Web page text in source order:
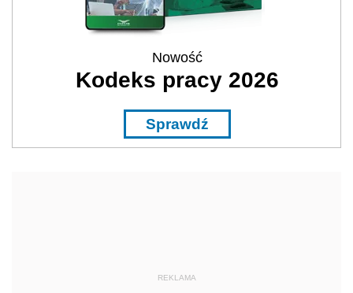
Nowość
Kodeks pracy 2026
Sprawdź
REKLAMA